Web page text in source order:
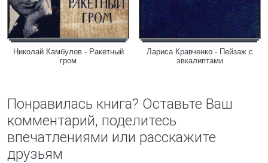
Николай Камбулов - Ракетный
гром
Лариса Кравченко - Пейзаж с
эвкалиптами
Понравилась книга? Оставьте Ваш
комментарий, поделитесь
впечатлениями или расскажите
друзьям